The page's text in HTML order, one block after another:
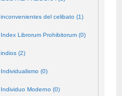
inconvenientes del celibato (1)
Index Librorum Prohibitorum (0)
indios (2)
Individualismo (0)
Individuo Moderno (0)